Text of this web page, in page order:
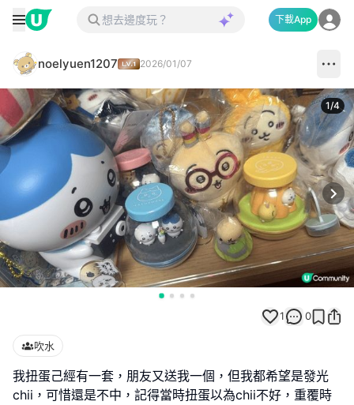
下載App
noelyuen1207 2026/01/07
1/4
1 0
吹水
我扭蛋己經有一套，朋友又送我一個，但我都希望是發光
chii，可惜還是不中，記得當時扭蛋以為chii不好，重覆時